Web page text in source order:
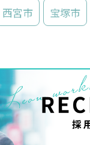
西宮市 宝塚市